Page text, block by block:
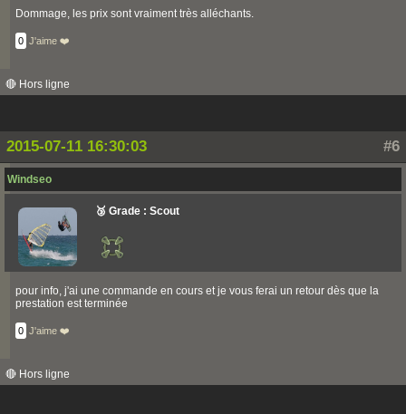
Dommage, les prix sont vraiment très alléchants.
0 J'aime ❤️
🔴 Hors ligne
#6
2015-07-11 16:30:03
Windseo
🥉 Grade : Scout
pour info, j'ai une commande en cours et je vous ferai un retour dès que la
prestation est terminée
0 J'aime ❤️
🔴 Hors ligne